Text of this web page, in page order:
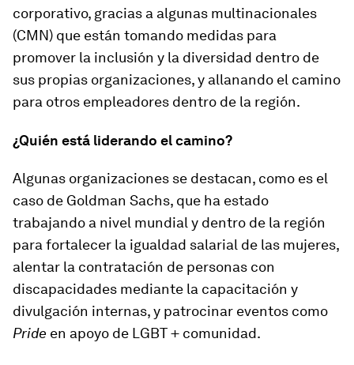
corporativo, gracias a algunas multinacionales
(CMN) que están tomando medidas para
promover la inclusión y la diversidad dentro de
sus propias organizaciones, y allanando el camino
para otros empleadores dentro de la región.
¿Quién está liderando el camino?
Algunas organizaciones se destacan, como es el
caso de Goldman Sachs, que ha estado
trabajando a nivel mundial y dentro de la región
para fortalecer la igualdad salarial de las mujeres,
alentar la contratación de personas con
discapacidades mediante la capacitación y
divulgación internas, y patrocinar eventos como
Pride en apoyo de LGBT + comunidad.